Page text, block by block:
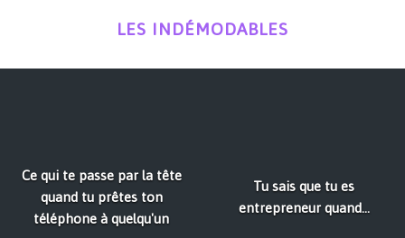
LES INDÉMODABLES
Ce qui te passe par la tête
quand tu prêtes ton
téléphone à quelqu'un
Tu sais que tu es
entrepreneur quand...